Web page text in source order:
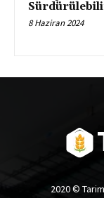
8 Haziran 2024
2020 ©